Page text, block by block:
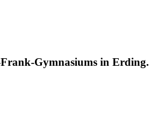
Gymnasiums in Erding.